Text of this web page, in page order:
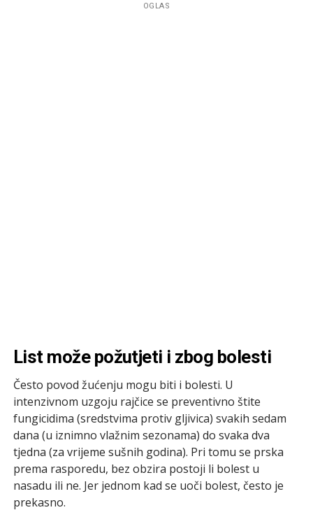
OGLAS
List može požutjeti i zbog bolesti
Često povod žućenju mogu biti i bolesti. U
intenzivnom uzgoju rajčice se preventivno štite
fungicidima (sredstvima protiv gljivica) svakih sedam
dana (u iznimno vlažnim sezonama) do svaka dva
tjedna (za vrijeme sušnih godina). Pri tomu se prska
prema rasporedu, bez obzira postoji li bolest u
nasadu ili ne. Jer jednom kad se uoči bolest, često je
prekasno.